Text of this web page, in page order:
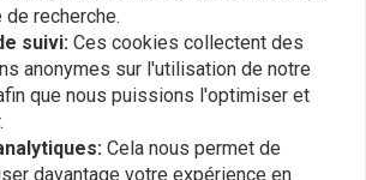
Boîte à outils Höfftech -
108 pièces
de recherche.
suivi: Ces cookies collectent des
anonymes sur l'utilisation de notre
que nous puissions l'optimiser et
Cela nous permet de
davantage votre expérience en